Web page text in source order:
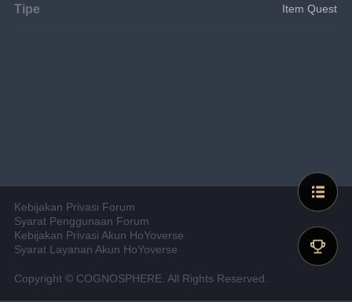
Tipe Item Quest
Kebijakan Privasi Forum
Syarat Penggunaan Forum
Kebijakan Privasi Akun HoYoverse
Syarat Layanan Akun HoYoverse
Copyright © COGNOSPHERE. All Rights Reserved.